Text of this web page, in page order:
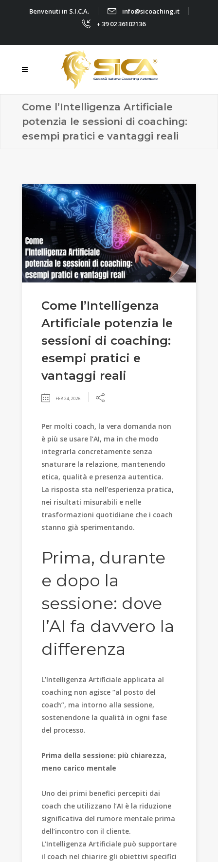
Benvenuti in S.I.C.A.
info@sicoaching.it
+ 39 02 36102136
Come l’Intelligenza Artificiale
potenzia le sessioni di coaching:
esempi pratici e vantaggi reali
Come l’Intelligenza
Artificiale potenzia le
sessioni di coaching:
esempi pratici e
vantaggi reali
FEB 24, 2026
Per molti coach, la vera domanda non
è più se usare l’AI, ma in che modo
integrarla concretamente senza
snaturare la relazione, mantenendo
etica, qualità e presenza autentica.
La risposta sta nell’esperienza pratica,
nei risultati misurabili e nelle
trasformazioni quotidiane che i coach
stanno già sperimentando.
Prima, durante
e dopo la
sessione: dove
l’AI fa davvero la
differenza
L’Intelligenza Artificiale applicata al
coaching non agisce “al posto del
coach”, ma intorno alla sessione,
sostenendone la qualità in ogni fase
del processo.
Prima della sessione: più chiarezza,
meno carico mentale
Uno dei primi benefici percepiti dai
coach che utilizzano l’AI è la riduzione
significativa del rumore mentale prima
dell’incontro con il cliente.
L’Intelligenza Artificiale può supportare
il coach nel chiarire gli obiettivi specifici